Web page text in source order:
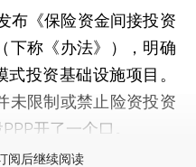
《保险资金间接投资
下称《办法》），明确
投资基础设施项目。
未限制或禁止险资投资
开了一个口。
阅后继续阅读